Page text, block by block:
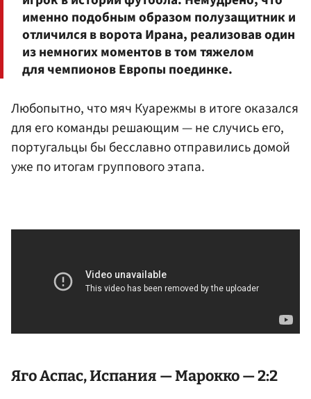
именно подобным образом полузащитник и
отличился в ворота Ирана, реализовав один
из немногих моментов в том тяжелом
для чемпионов Европы поединке.
Любопытно, что мяч Куарежмы в итоге оказался
для его команды решающим — не случись его,
португальцы бы бесславно отправились домой
уже по итогам группового этапа.
Яго Аспас, Испания — Марокко — 2:2